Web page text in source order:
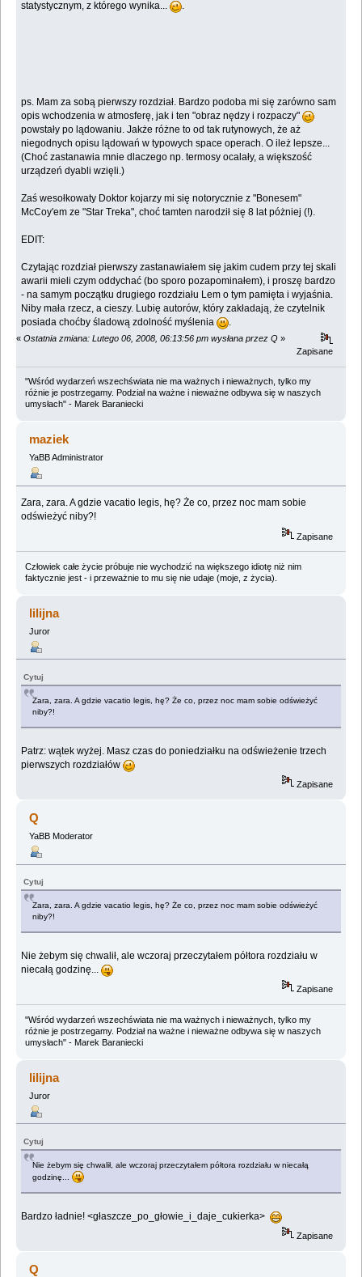
statystycznym, z którego wynika... .
ps. Mam za sobą pierwszy rozdział. Bardzo podoba mi się zarówno sam
opis wchodzenia w atmosferę, jak i ten "obraz nędzy i rozpaczy"
powstały po lądowaniu. Jakże różne to od tak rutynowych, że aż
niegodnych opisu lądowań w typowych space operach. O ileż lepsze...
(Choć zastanawia mnie dlaczego np. termosy ocalały, a większość
urządzeń dyabli wzięli.)
Zaś wesołkowaty Doktor kojarzy mi się notorycznie z "Bonesem"
McCoy'em ze "Star Treka", choć tamten narodził się 8 lat póżniej (!).
EDIT:
Czytając rozdział pierwszy zastanawiałem się jakim cudem przy tej skali
awarii mieli czym oddychać (bo sporo pozapominałem), i proszę bardzo
- na samym początku drugiego rozdziału Lem o tym pamięta i wyjaśnia.
Niby mała rzecz, a cieszy. Lubię autorów, który zakładają, że czytelnik
posiada choćby śladową zdolność myślenia
.
« Ostatnia zmiana: Lutego 06, 2008, 06:13:56 pm wysłana przez Q »
Zapisane
"Wśród wydarzeń wszechświata nie ma ważnych i nieważnych, tylko my
różnie je postrzegamy. Podział na ważne i nieważne odbywa się w naszych
umysłach" - Marek Baraniecki
maziek
YaBB Administrator
Zara, zara. A gdzie vacatio legis, hę? Że co, przez noc mam sobie
odświeżyć niby?!
Zapisane
Człowiek całe życie próbuje nie wychodzić na większego idiotę niż nim
faktycznie jest - i przeważnie to mu się nie udaje (moje, z życia).
lilijna
Juror
Cytuj
Zara, zara. A gdzie vacatio legis, hę? Że co, przez noc mam sobie odświeżyć
niby?!
Patrz: wątek wyżej. Masz czas do poniedziałku na odświeżenie trzech
pierwszych rozdziałów
Zapisane
Q
YaBB Moderator
Cytuj
Zara, zara. A gdzie vacatio legis, hę? Że co, przez noc mam sobie odświeżyć
niby?!
Nie żebym się chwalił, ale wczoraj przeczytałem półtora rozdziału w
niecałą godzinę...
Zapisane
"Wśród wydarzeń wszechświata nie ma ważnych i nieważnych, tylko my
różnie je postrzegamy. Podział na ważne i nieważne odbywa się w naszych
umysłach" - Marek Baraniecki
lilijna
Juror
Cytuj
Nie żebym się chwalił, ale wczoraj przeczytałem półtora rozdziału w niecałą
godzinę...
Bardzo ładnie! <głaszcze_po_głowie_i_daje_cukierka>
Zapisane
Q